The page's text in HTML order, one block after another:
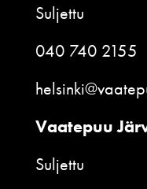
Suljettu
040 740 2155
Vaatepuu
Suljettu